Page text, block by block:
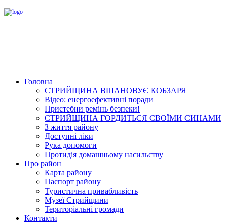
Головна
СТРИЙЩИНА ВШАНОВУЄ КОБЗАРЯ
Відео: енергоефективні поради
Пристебни ремінь безпеки!
СТРИЙЩИНА ГОРДИТЬСЯ СВОЇМИ СИНАМИ
З життя району
Доступні ліки
Рука допомоги
Протидія домашньому насильству
Про район
Карта району
Паспорт району
Туристична привабливість
Музеї Стрийщини
Територіальні громади
Контакти